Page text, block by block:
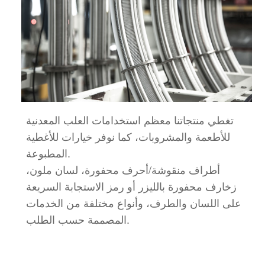
تغطي منتجاتنا معظم استخدامات العلب المعدنية
للأطعمة والمشروبات، كما نوفر خيارات للأغطية
المطبوعة.
أطراف منقوشة/أحرف محفورة، لسان ملون،
زخارف محفورة بالليزر أو رمز الاستجابة السريعة
على اللسان والطرف، وأنواع مختلفة من الخدمات
المصممة حسب الطلب.